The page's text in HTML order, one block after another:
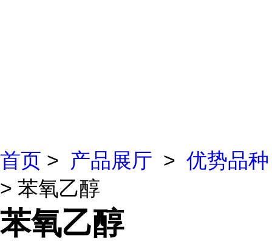
首页 > 产品展厅 > 优势品种
> 苯氧乙醇
苯氧乙醇